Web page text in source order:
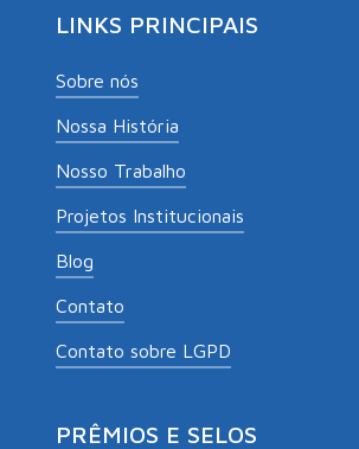
LINKS PRINCIPAIS
Sobre nós
Nossa História
Nosso Trabalho
Projetos Institucionais
Blog
Contato
Contato sobre LGPD
PRÊMIOS E SELOS